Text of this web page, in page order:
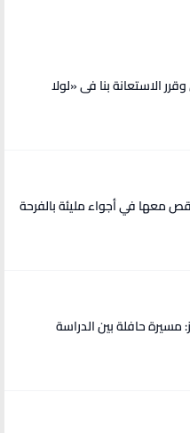
الاستعانة بنا فى «لولا
معها في أجواء مليئة بالفرحة
عبد العزيز: مسيرة حافلة بين الدراسة